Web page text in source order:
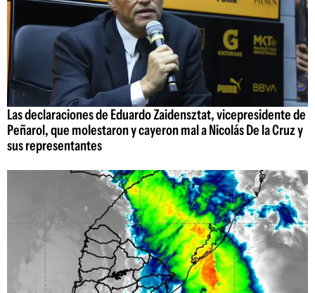
Las declaraciones de Eduardo Zaidensztat, vicepresidente de
Peñarol, que molestaron y cayeron mal a Nicolás De la Cruz y
sus representantes